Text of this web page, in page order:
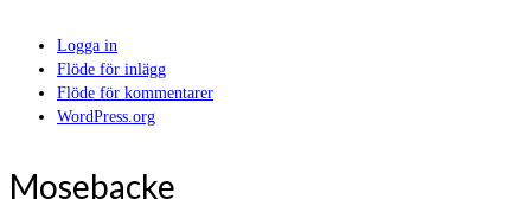
Logga in
Flöde för inlägg
Flöde för kommentarer
WordPress.org
Mosebacke